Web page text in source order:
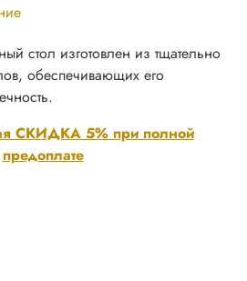
СКИДКА 5% при полной
предоплате
стол изготовлен из тщательно
обеспечивающих его